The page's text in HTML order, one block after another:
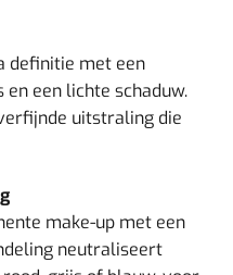
definitie met een
een lichte schaduw.
uitstraling die
make-up met een
neutraliseert